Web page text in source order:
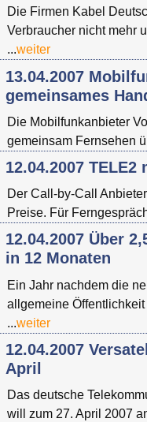
Die Firmen Kabel
Verbraucher nicht mehr
...weiter
13.04.2007
gemeinsames
Die Mobilfunkanbieter
gemeinsam Fernsehen
12.04.2007
Der Call-by-Call
Preise. Für
12.04.2007 Über
in 12 Monaten
Ein Jahr nachdem die
allgemeine
...weiter
12.04.2007
April
Das deutsche
will zum 27. April 2007